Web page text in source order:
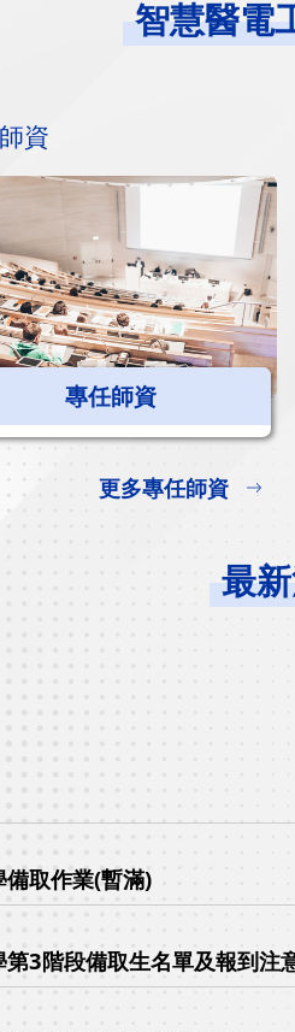
智慧醫電
資
專任師資
更多專任師資
最
取作業(暫滿)
3階段備取生名單及報到注